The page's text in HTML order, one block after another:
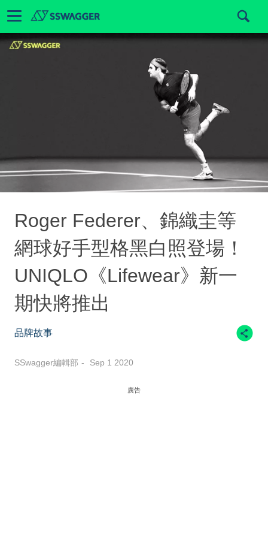
Roger Federer、錦織圭等
網球好手型格黑白照登場！
UNIQLO《Lifewear》新一
期快將推出
品牌故事
SSwagger編輯部 Sep 1 2020
廣告